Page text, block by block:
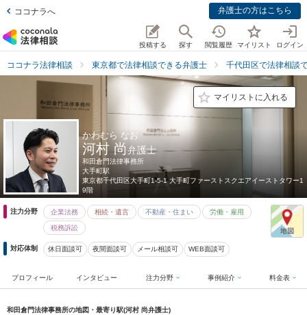
ココナラへ 弁護士の方はこちら
投稿する 探す 閲覧履歴 マイリスト ログイン
ココナラ法律相談 東京都で法律相談できる弁護士 千代田区で法律相談
マイリストに入れる
かわむら なお
河村 尚弁護士
和田倉門法律事務所
大手町駅
東京都千代田区大手町1-5-1 大手町ファーストスクエアイーストタワー1
9階
注力分野 企業法務 相続・遺言 不動産・住まい 労働・雇用
税務訴訟
対応体制 休日面談可 夜間面談可 メール相談可 WEB面談可
プロフィール インタビュー 注力分野 事例紹介 料金表
和田倉門法律事務所の地図・最寄り駅(河村 尚弁護士)